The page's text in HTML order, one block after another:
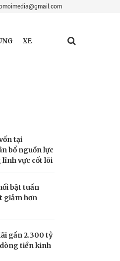
XE
tại
bổ nguồn lực
vực cốt lõi
bật tuần
giảm hơn
gần 2.300 tỷ
tiền kinh